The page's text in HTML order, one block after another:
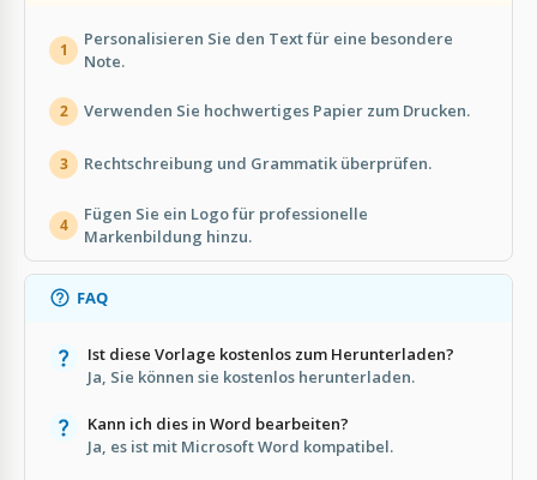
1
Personalisieren Sie den Text für eine besondere
Note.
2 Verwenden Sie hochwertiges Papier zum Drucken.
3 Rechtschreibung und Grammatik überprüfen.
4
Fügen Sie ein Logo für professionelle
Markenbildung hinzu.
FAQ
Ist diese Vorlage kostenlos zum Herunterladen?
Ja, Sie können sie kostenlos herunterladen.
Kann ich dies in Word bearbeiten?
Ja, es ist mit Microsoft Word kompatibel.